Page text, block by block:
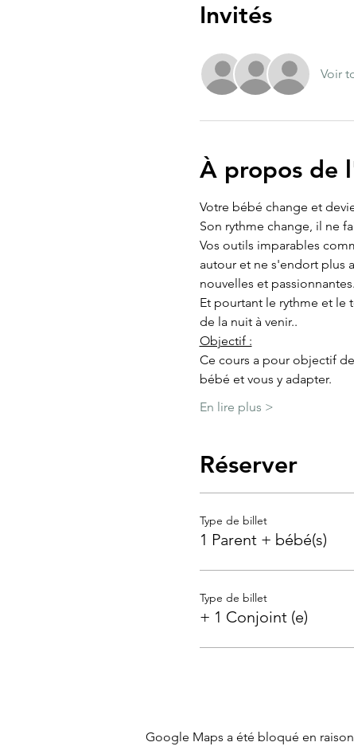
Invités
Voir
À propos de
Votre bébé change et
Son rythme change, il ne
Vos outils imparables
autour et ne s'endort plus
nouvelles et passionnantes.
Et pourtant le rythme et
de la nuit à venir..
Objectif :
Ce cours a pour objectif
bébé et vous y adapter.
En lire plus >
Réserver
Type de billet
1 Parent + bébé(s)
Type de billet
+ 1 Conjoint (e)
Google Maps a été bloqué en